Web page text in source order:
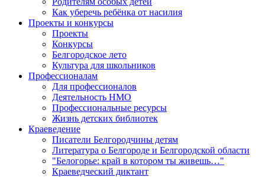
Как уберечь ребёнка от насилия
Проекты и конкурсы
Проекты
Конкурсы
Белгородское лето
Культура для школьников
Профессионалам
Для профессионалов
Деятельность НМО
Профессиональные ресурсы
Жизнь детских библиотек
Краеведение
Писатели Белгородчины детям
Литература о Белгороде и Белгородской области
"Белогорье: край в котором ты живешь…"
Краеведческий диктант